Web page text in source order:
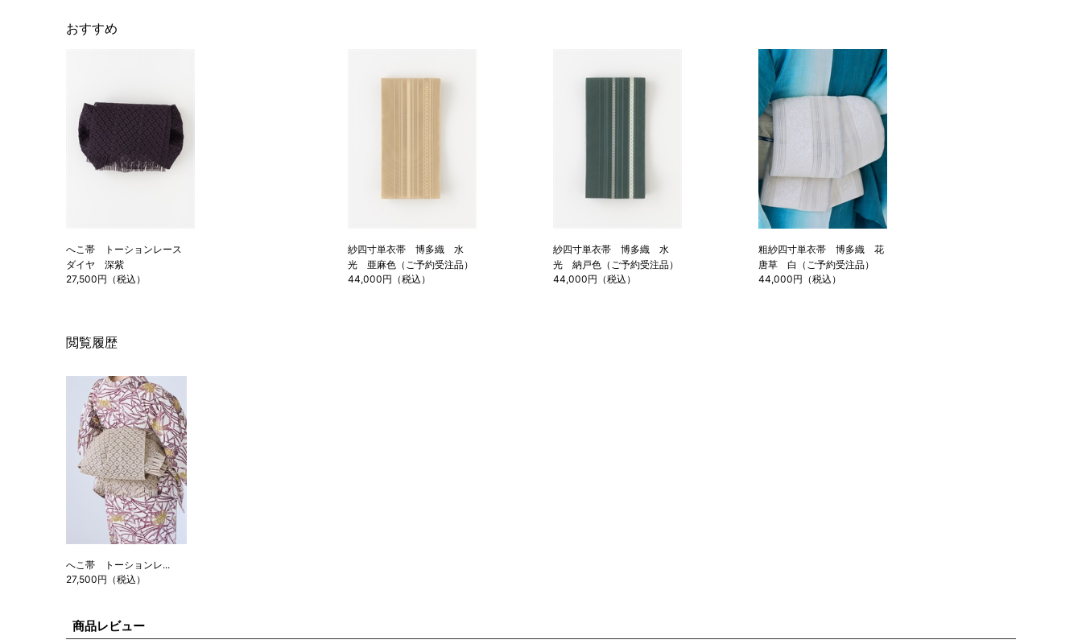
おすすめ
へこ帯 トーションレース
ダイヤ 深紫
27,500円（税込）
紗四寸単衣帯 博多織 水
光 亜麻色（ご予約受注品）
44,000円（税込）
紗四寸単衣帯 博多織 水
光 納戸色（ご予約受注品）
44,000円（税込）
粗紗四寸単衣帯 博多織 花
唐草 白（ご予約受注品）
44,000円（税込）
閲覧履歴
へこ帯 トーションレ...
27,500円（税込）
商品レビュー